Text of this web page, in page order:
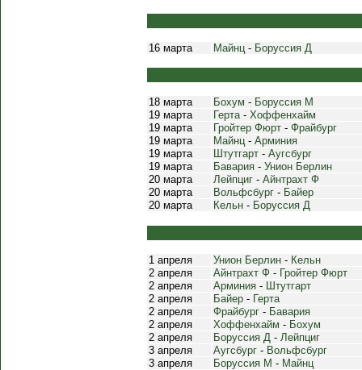
16 марта Майнц- Боруссия Д
18 марта Бохум - Боруссия М
19 марта
Герта- Хоффенхайм
19 марта
Гройтер Фюрт - Фрайбург
19 марта
Майнц- Арминия
19 марта
Штутгарт - Аугсбург
19 марта
Бавария - Унион Берлин
20 марта
Лейпциг - Айнтрахт Ф
20 марта
Вольфсбург - Байер
20 марта
Кельн - Боруссия Д
1 апреля Унион Берлин - Кельн
2 апреля
Айнтрахт Ф - Гройтер Фюрт
2 апреля
Арминия - Штутгарт
2 апреля
Байер - Герта
2 апреля
Фрайбург - Бавария
2 апреля
Хоффенхайм - Бохум
2 апреля
Боруссия Д - Лейпциг
3 апреля
Аугсбург - Вольфсбург
3 апреля
Боруссия М - Майнц